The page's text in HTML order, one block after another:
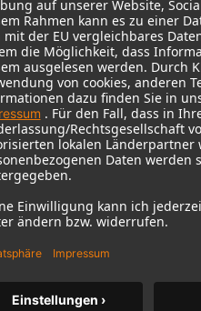
MCM
Neumanns
auf neuem